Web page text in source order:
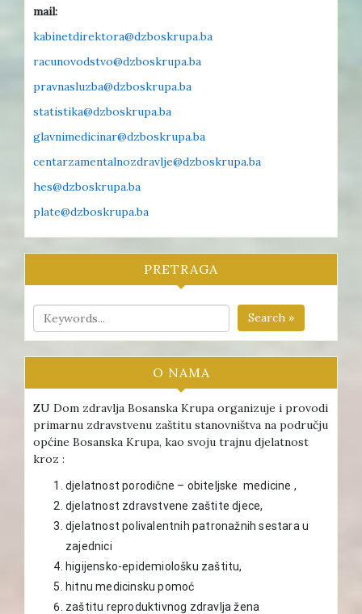
mail:
kabinetdirektora@dzboskrupa.ba
racunovodstvo@dzboskrupa.ba
pravnasluzba@dzboskrupa.ba
statistika@dzboskrupa.ba
glavnimedicinar@dzboskrupa.ba
centarzamentalnozdravlje@dzboskrupa.ba
hes@dzboskrupa.ba
plate@dzboskrupa.ba
PRETRAGA
Search »
O NAMA
ZU Dom zdravlja Bosanska Krupa organizuje i provodi
primarnu zdravstvenu zaštitu stanovništva na području
općine Bosanska Krupa, kao svoju trajnu djelatnost
kroz :
djelatnost porodične – obiteljske medicine ,
djelatnost zdravstvene zaštite djece,
djelatnost polivalentnih patronažnih sestara u
zajednici
higijensko-epidemiološku zaštitu,
hitnu medicinsku pomoć
zaštitu reproduktivnog zdravlja žena